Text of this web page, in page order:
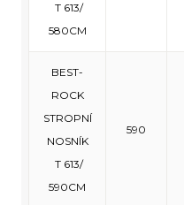
T 613/
580CM
BEST-
ROCK
STROPNÍ
NOSNÍK
T 613/
590CM
590